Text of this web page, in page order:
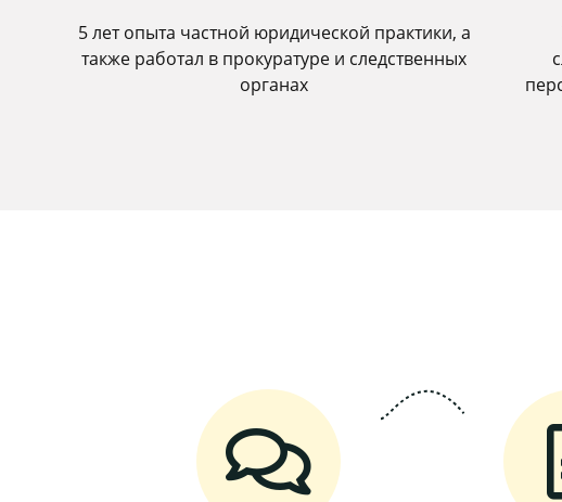
5 лет опыта частной юридической практики, а
также работал в прокуратуре и следственных
органах